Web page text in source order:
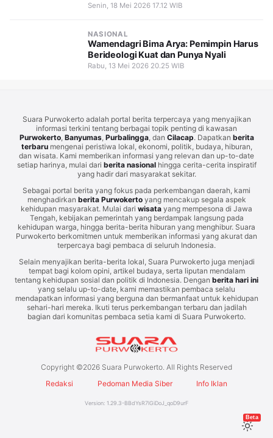
Senin, 18 Mei 2026 17.12 WIB
NASIONAL
Wamendagri Bima Arya: Pemimpin Harus
Berideologi Kuat dan Punya Nyali
Rabu, 13 Mei 2026 20.25 WIB
Suara Purwokerto adalah portal berita terpercaya yang menyajikan
informasi terkini tentang berbagai topik penting di kawasan
Purwokerto, Banyumas, Purbalingga, dan Cilacap. Dapatkan berita
terbarumengenai peristiwa lokal, ekonomi, politik, budaya, hiburan,
dan wisata. Kami memberikan informasi yang relevan dan up-to-date
setiap harinya, mulai dari berita nasionalhingga cerita-cerita inspiratif
yang hadir dari masyarakat sekitar.
Sebagai portal berita yang fokus pada perkembangan daerah, kami
menghadirkan berita Purwokertoyang mencakup segala aspek
kehidupan masyarakat. Mulai dari wisata yang mempesona di Jawa
Tengah, kebijakan pemerintah yang berdampak langsung pada
kehidupan warga, hingga berita-berita hiburan yang menghibur. Suara
Purwokerto berkomitmen untuk memberikan informasi yang akurat dan
terpercaya bagi pembaca di seluruh Indonesia.
Selain menyajikan berita-berita lokal, Suara Purwokerto juga menjadi
tempat bagi kolom opini, artikel budaya, serta liputan mendalam
tentang kehidupan sosial dan politik di Indonesia. Dengan berita hari ini
yang selalu up-to-date, kami memastikan pembaca selalu
mendapatkan informasi yang berguna dan bermanfaat untuk kehidupan
sehari-hari mereka. Ikuti terus perkembangan terbaru dan jadilah
bagian dari komunitas pembaca setia kami di Suara Purwokerto.
Copyright ©2026 Suara Purwokerto. All Rights Reserved
Redaksi
Pedoman Media Siber Info Iklan
Version: 1.29.3-BBdYsR7lGiDoJ_qoD9urF
Beta